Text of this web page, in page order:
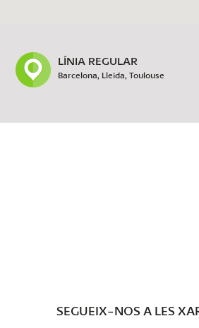
LÍNIA REGULAR
Barcelona, Lleida, Toulouse
SEGUEIX-NOS A LES